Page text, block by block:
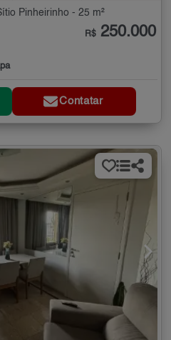
Pinheirinho - 25 m²
R$ 250.000
Contatar